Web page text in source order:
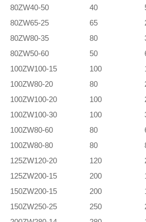
80ZW40-50
40
80ZW65-25
65
80ZW80-35
80
80ZW50-60
50
100ZW100-15
100
100ZW80-20
80
100ZW100-20
100
100ZW100-30
100
100ZW80-60
80
100ZW80-80
80
125ZW120-20
120
125ZW200-15
200
150ZW200-15
200
150ZW250-25
250